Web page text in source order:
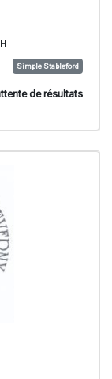
Simple Stableford
de résultats